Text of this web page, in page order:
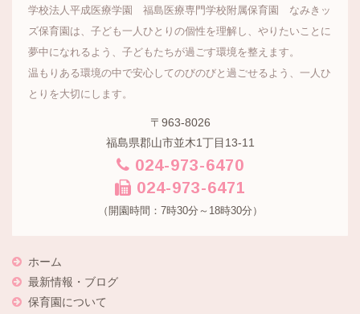
学校法人平成医療学園 福島医療専門学校附属保育園 なみきッ
ズ保育園は、子ども一人ひとりの個性を理解し、やりたいことに
夢中になれるよう、子どもたちが過ごす環境を整えます。
温もりある環境の中で安心してのびのびと過ごせるよう、一人ひ
とりを大切にします。
〒963-8026
福島県郡山市並木1丁目13-11
024-973-6470
024-973-6471
（開園時間：7時30分～18時30分）
ホーム
最新情報・ブログ
保育園について